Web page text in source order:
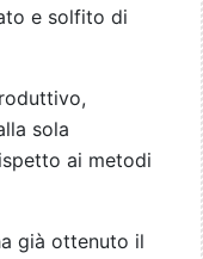
e solfito di
sola
ai metodi
già ottenuto il